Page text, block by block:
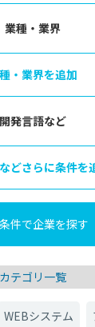
業種・業界
・業界を追加
開発言語など
どさらに条件を
カテゴリ一覧
WEBシステム